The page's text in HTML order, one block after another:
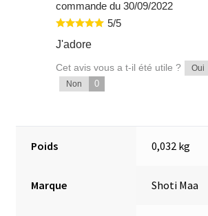
commande du 30/09/2022
5/5
J'adore
Cet avis vous a t-il été utile ? Oui
Non 0
Poids 0,032 kg
Marque Shoti Maa